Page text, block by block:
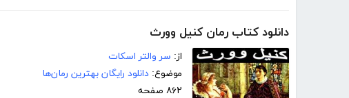
دانلود کتاب رمان کنیل وورث
از: سر والتر اسکات
موضوع: دانلود رایگان بهترین رمان‌ها
۸۶۲ صفحه